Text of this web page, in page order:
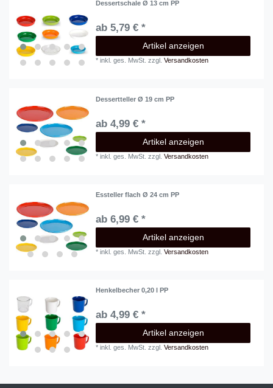
Dessertschale Ø 13 cm PP
ab 5,79 € *
Artikel anzeigen
*inkl. ges. MwSt. zzgl.Versandkosten
Dessertteller Ø 19 cm PP
ab 4,99 € *
Artikel anzeigen
*inkl. ges. MwSt. zzgl.Versandkosten
Essteller flach Ø 24 cm PP
ab 6,99 € *
Artikel anzeigen
*inkl. ges. MwSt. zzgl.Versandkosten
Henkelbecher 0,20 l PP
ab 4,99 € *
Artikel anzeigen
*inkl. ges. MwSt. zzgl.Versandkosten